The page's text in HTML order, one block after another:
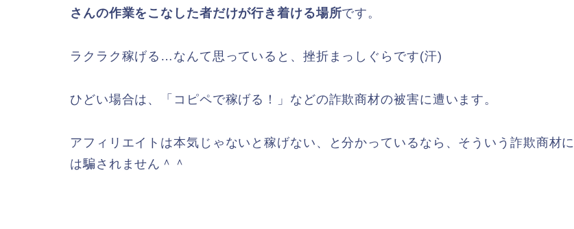
さんの作業をこなした者だけが行き着ける場所です。
ラクラク稼げる…なんて思っていると、挫折まっしぐらです(汗)
ひどい場合は、「コピペで稼げる！」などの詐欺商材の被害に遭います。
アフィリエイトは本気じゃないと稼げない、と分かっているなら、そういう詐欺商材に
は騙されません＾＾